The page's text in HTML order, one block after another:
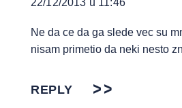
22/12/2013 u 11:46
Ne da ce da ga slede vec su
nisam primetio da neki nesto
REPLY